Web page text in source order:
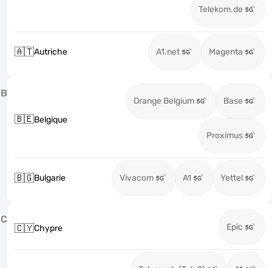
Telekom.de
🇦🇹Autriche A1.net Magenta
B
🇧🇪Belgique
Orange Belgium Base
Proximus
🇧🇬Bulgarie Vivacom A1 Yettel
C
🇨🇾Chypre Epic